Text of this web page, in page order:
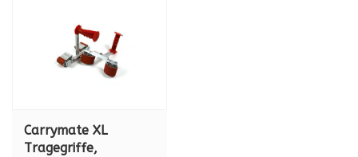
Carrymate XL
Tragegriffe,